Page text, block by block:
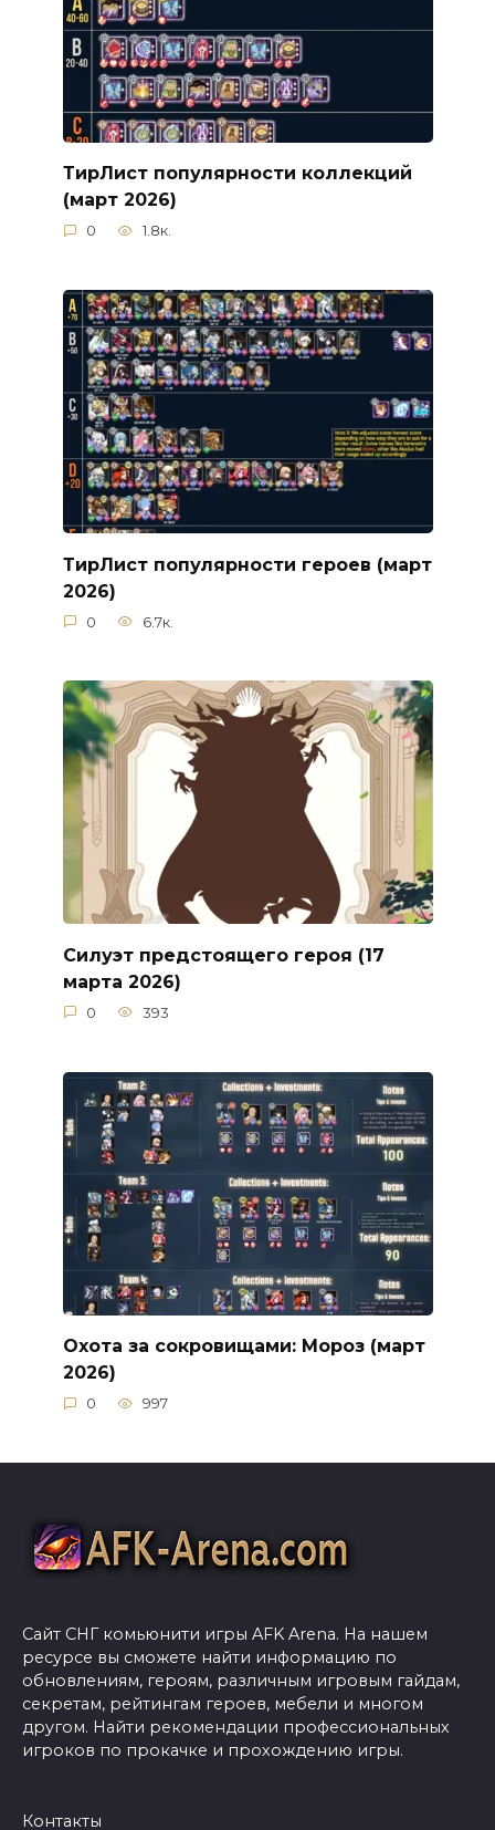
ТирЛист популярности коллекций
(март 2026)
0 1.8к.
ТирЛист популярности героев (март
2026)
0 6.7к.
Силуэт предстоящего героя (17
марта 2026)
0 393
Охота за сокровищами: Мороз (март
2026)
0 997
Сайт СНГ комьюнити игры AFK Arena. На нашем
ресурсе вы сможете найти информацию по
обновлениям, героям, различным игровым гайдам,
секретам, рейтингам героев, мебели и многом
другом. Найти рекомендации профессиональных
игроков по прокачке и прохождению игры.
Контакты